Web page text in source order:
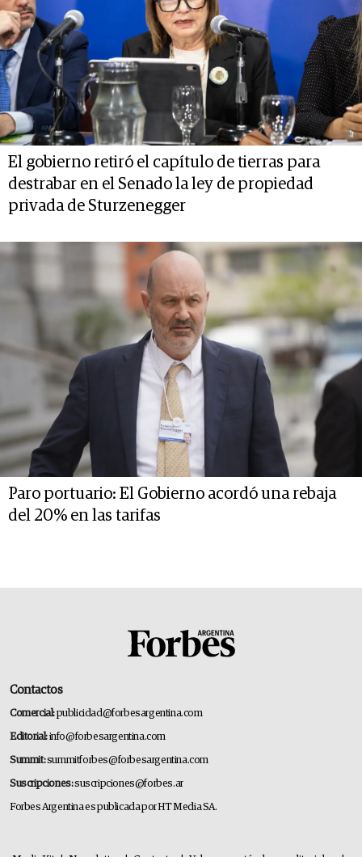
El gobierno retiró el capítulo de tierras para
destrabar en el Senado la ley de propiedad
privada de Sturzenegger
Paro portuario: El Gobierno acordó una rebaja
del 20% en las tarifas
Contactos
Comercial:publicidad@forbesargentina.com
Editorial:info@forbesargentina.com
Summit:summitforbes@forbesargentina.com
Suscripciones:suscripciones@forbes.ar
Forbes Argentina es publicada por HT Media SA.